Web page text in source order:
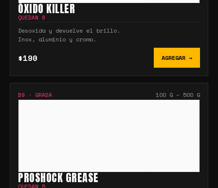
ÓXIDO KILLER
QUEDAN 8
Desoxida y devuelve el brillo.
Inox, aluminio y cromo.
$190 AGREGAR →
B9 · GRASA 100 G – 500 G
PROSHOCK GREASE